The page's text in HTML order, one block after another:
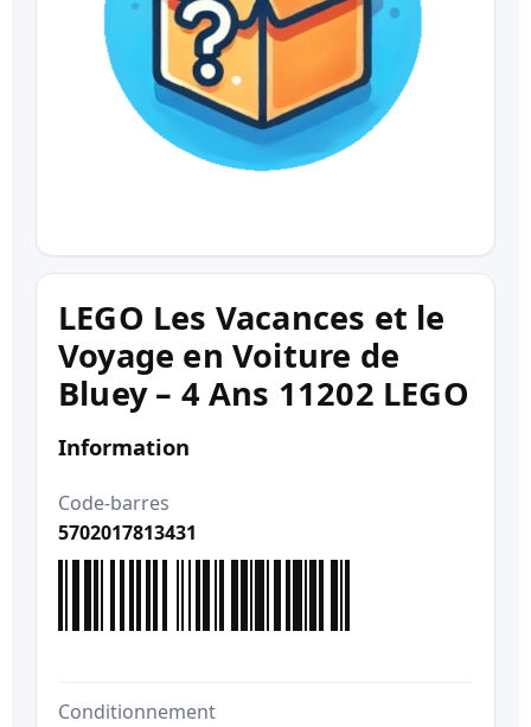
LEGO Les Vacances et le
Voyage en Voiture de
Bluey – 4 Ans 11202 LEGO
Information
Code-barres
5702017813431
Conditionnement